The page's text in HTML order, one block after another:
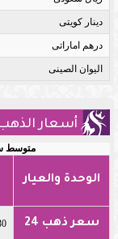
دينار كويتى
درهم اماراتى
اليوان الصينى
أسعار
متوسط
الوحدة والعيار
سعر ذهب 24